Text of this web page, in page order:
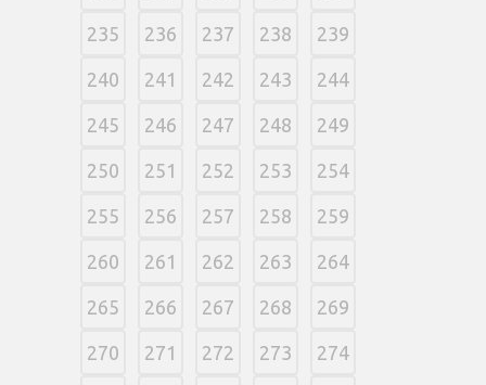
235 236 237 238 239
240 241 242 243 244
245 246 247 248 249
250 251 252 253 254
255 256 257 258 259
260 261 262 263 264
265 266 267 268 269
270 271 272 273 274